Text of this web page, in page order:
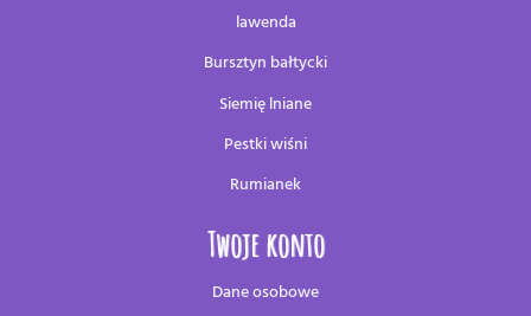
lawenda
Bursztyn bałtycki
Siemię lniane
Pestki wiśni
Rumianek
Twoje konto
Dane osobowe